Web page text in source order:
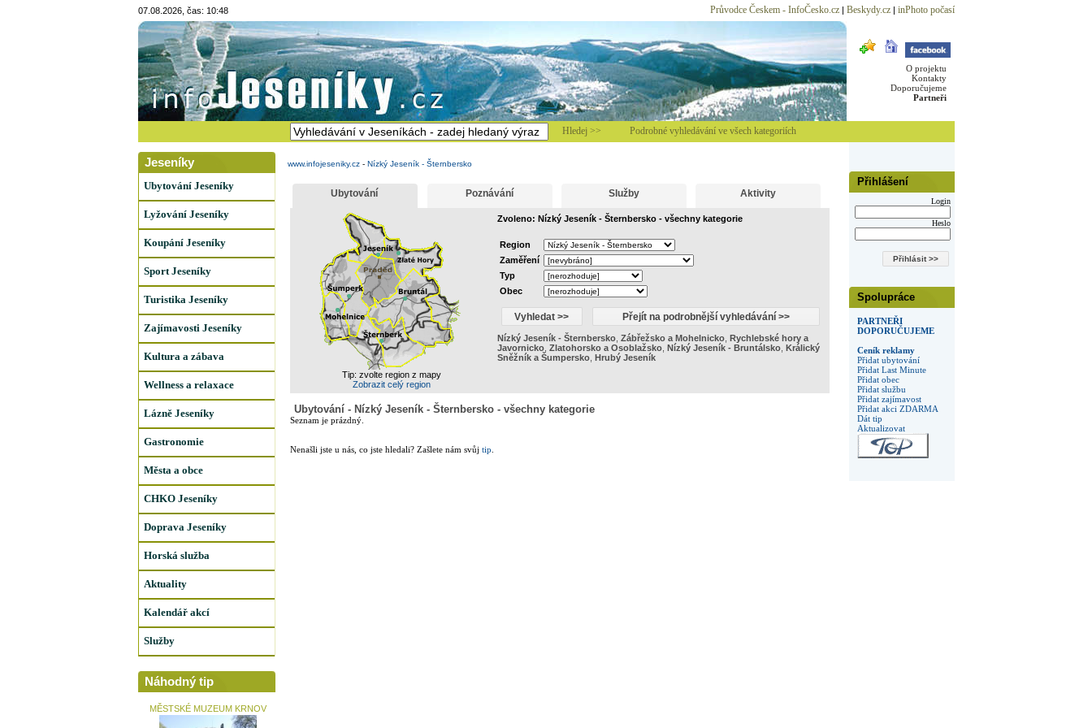
07.08.2026, čas: 10:48 Průvodce Českem - InfoČesko.cz| Beskydy.cz| inPhoto počasí
O projektu
Kontakty
Doporučujeme
Partneři
Hledej >> Podrobné vyhledávání ve všech kategoriích
Přihlášení
Login
Heslo
Spolupráce
PARTNEŘI
DOPORUČUJEME
Ceník reklamy
Přidat ubytování
Přidat Last Minute
Přidat obec
Přidat službu
Přidat zajímavost
Přidat akci ZDARMA
Dát tip
Aktualizovat
Jeseníky
Ubytování Jeseníky
Lyžování Jeseníky
Koupání Jeseníky
Sport Jeseníky
Turistika Jeseníky
Zajímavosti Jeseníky
Kultura a zábava
Wellness a relaxace
Lázně Jeseníky
Gastronomie
Města a obce
CHKO Jeseníky
Doprava Jeseníky
Horská služba
Aktuality
Kalendář akcí
Služby
Náhodný tip
MĚSTSKÉ MUZEUM KRNOV
www.infojeseniky.cz- Nízký Jeseník - Šternbersko
Ubytování Poznávání Služby Aktivity
Tip: zvolte region z mapy
Zobrazit celý region
Zvoleno: Nízký Jeseník - Šternbersko - všechny kategorie
Region
Zaměření
Typ
Obec
Nízký Jeseník - Šternbersko, Zábřežsko a Mohelnicko, Rychlebské hory a
Javornicko, Zlatohorsko a Osoblažsko, Nízký Jeseník - Bruntálsko, Králický
Sněžník a Šumpersko, Hrubý Jeseník
Ubytování - Nízký Jeseník - Šternbersko - všechny kategorie
Seznam je prázdný.
Nenašli jste u nás, co jste hledali? Zašlete nám svůj tip